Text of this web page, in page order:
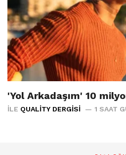
'Yol Arkadaşım' 10
İLE QUALITY DERGISI 1 SAAT